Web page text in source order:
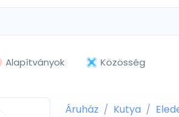
Alapítványok Közösség
Áruház Kutya